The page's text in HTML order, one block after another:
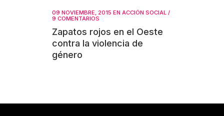
09 NOVIEMBRE, 2015 EN ACCIÓN SOCIAL /
9 COMENTARIOS
Zapatos rojos en el Oeste
contra la violencia de
género